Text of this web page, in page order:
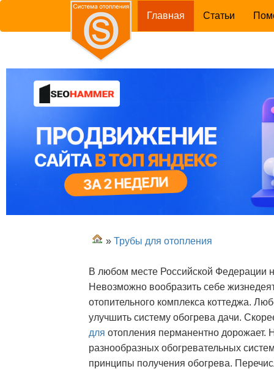
Главная (current)
Статьи
» Трубы для отопления
В любом месте Российской Федерации
Невозможно вообразить себе
отопительного комплекса коттеджа.
улучшить систему обогрева дачи.
для отопления перманентно дорожает.
разнообразных обогревательных
принципы получения обогрева.